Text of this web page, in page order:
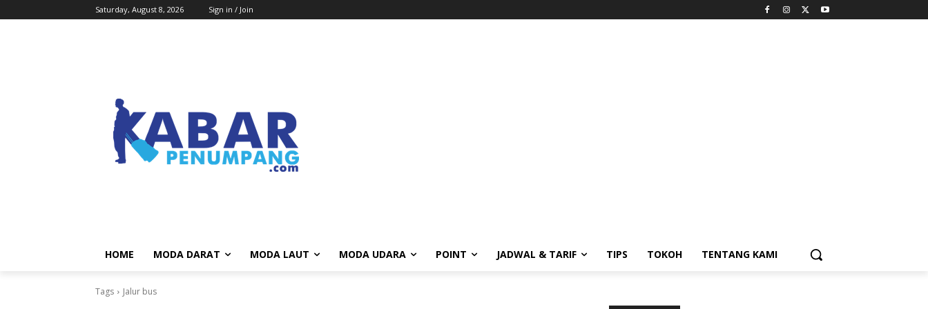
Saturday, August 8, 2026 Sign in / Join
HOME MODA DARAT MODA LAUT MODA UDARA POINT JADWAL & TARIF TIPS TOKOH TENTANG KAMI
Tags Jalur bus